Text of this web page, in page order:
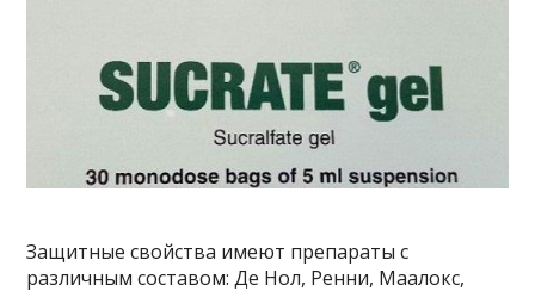
Защитные свойства имеют препараты с
различным составом: Де Нол, Ренни, Маалокс,